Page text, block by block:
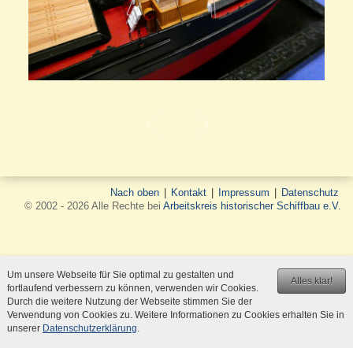
Nach oben Kontakt Impressum
Datenschutz
© 2002 - 2026 Alle Rechte bei Arbeitskreis historischer Schiffbau e.V.
Alles klar!
Um unsere Webseite für Sie optimal zu gestalten und
fortlaufend verbessern zu können, verwenden wir Cookies.
Durch die weitere Nutzung der Webseite stimmen Sie der
Verwendung von Cookies zu. Weitere Informationen zu Cookies erhalten Sie in
unserer Datenschutzerklärung